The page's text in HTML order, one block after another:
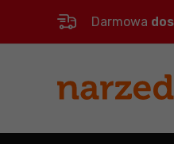
Menu
Informacje o
Darmowa